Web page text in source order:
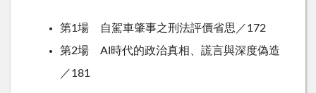
第1場 自駕車肇事之刑法評價省思／172
第2場 AI時代的政治真相、謊言與深度偽造
／181